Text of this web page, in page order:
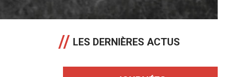
LES DERNIÈRES ACTUS